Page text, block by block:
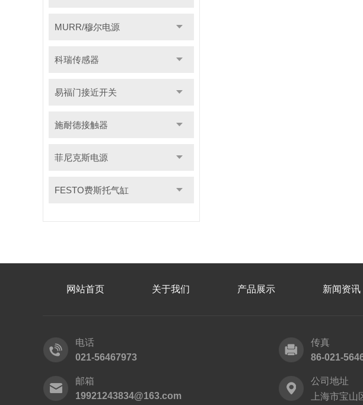
MURR/穆尔电源
科瑞传感器
易福门接近开关
施耐德接触器
菲尼克斯电源
FESTO费斯托气缸
网站首页 关于我们 产品展示 新闻资讯
电话
021-56467973
传真
86-021-
邮箱
19921243834@163.com
公司地址